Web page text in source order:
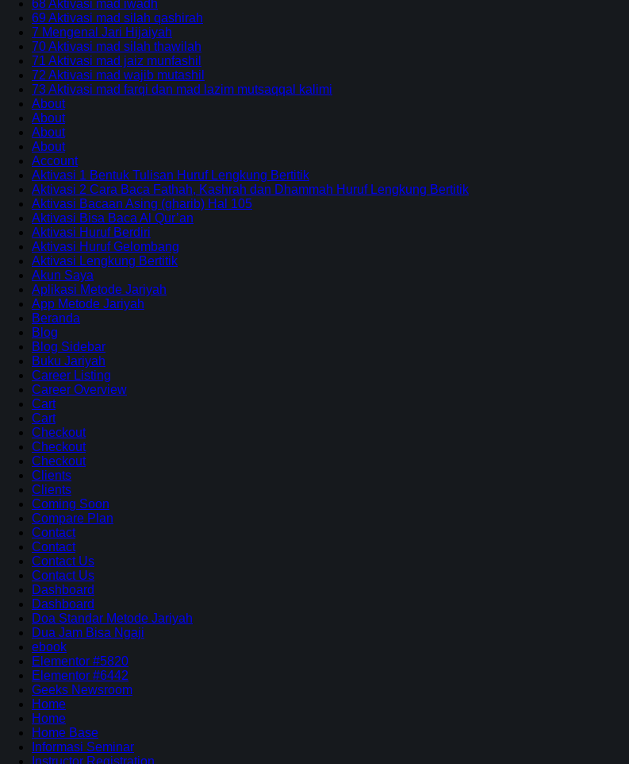
68 Aktivasi mad iwadh
69 Aktivasi mad silah qashirah
7 Mengenal Jari Hijaiyah
70 Aktivasi mad silah thawilah
71 Aktivasi mad jaiz munfashil
72 Aktivasi mad wajib mutashil
73 Aktivasi mad farqi dan mad lazim mutsaqqal kalimi
About
About
About
About
Account
Aktivasi 1 Bentuk Tulisan Huruf Lengkung Bertitik
Aktivasi 2 Cara Baca Fathah, Kashrah dan Dhammah Huruf Lengkung Bertitik
Aktivasi Bacaan Asing (gharib) Hal 105
Aktivasi Bisa Baca Al Qur’an
Aktivasi Huruf Berdiri
Aktivasi Huruf Gelombang
Aktivasi Lengkung Bertitik
Akun Saya
Aplikasi Metode Jariyah
App Metode Jariyah
Beranda
Blog
Blog Sidebar
Buku Jariyah
Career Listing
Career Overview
Cart
Cart
Checkout
Checkout
Checkout
Clients
Clients
Coming Soon
Compare Plan
Contact
Contact
Contact Us
Contact Us
Dashboard
Dashboard
Doa Standar Metode Jariyah
Dua Jam Bisa Ngaji
ebook
Elementor #5820
Elementor #6442
Geeks Newsroom
Home
Home
Home Base
Informasi Seminar
Instructor Registration